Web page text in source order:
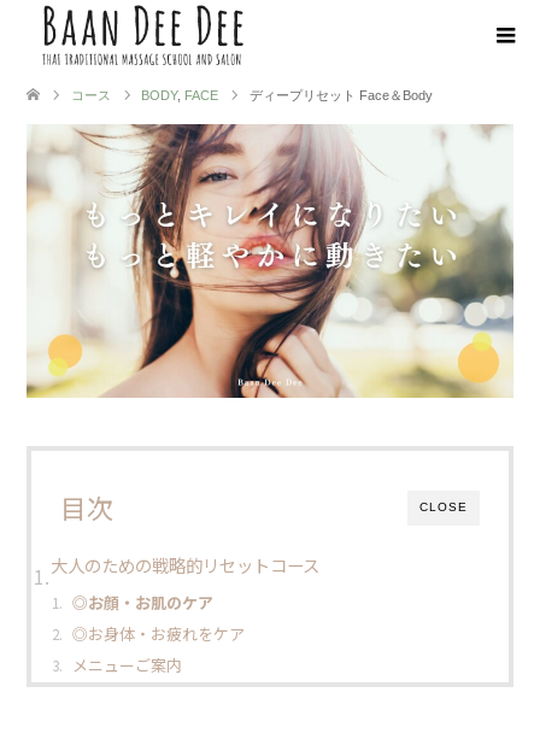
コース BODY, FACE ディープリセット Face＆Body
CLOSE
目次
大人のための戦略的リセットコース
◎お顔・お肌のケア
◎お身体・お疲れをケア
メニューご案内